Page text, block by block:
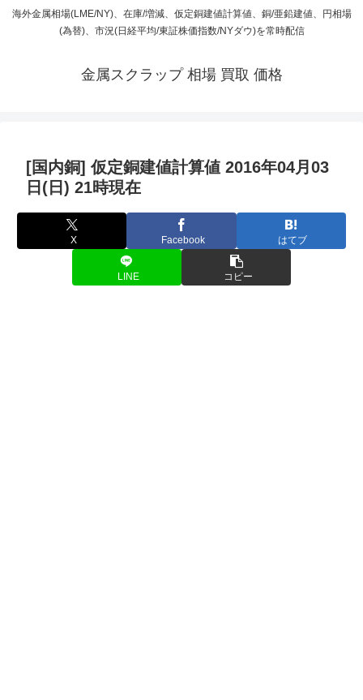
海外金属相場(LME/NY)、在庫/増減、仮定銅建値計算値、銅/亜鉛建値、円相場
(為替)、市況(日経平均/東証株価指数/NYダウ)を常時配信
金属スクラップ 相場 買取 価格
[国内銅] 仮定銅建値計算値 2016年04月03
日(日) 21時現在
X Facebook はてブ
LINE コピー